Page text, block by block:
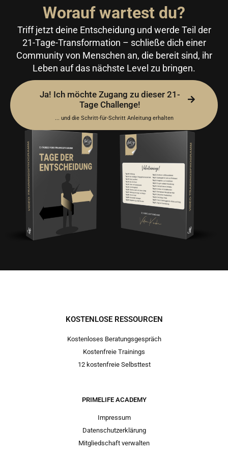
Worauf wartest du?
Triff jetzt deine Entscheidung und werde Teil der
21-Tage-Transformation – schließe dich einer
Community von Menschen an, die bereit sind, ihr
Leben auf das nächste Level zu bringen.
Ja! Ich möchte Zugang zu dieser 21-
Tage Challenge!
... und die Schritt-für-Schritt Anleitung erhalten
KOSTENLOSE RESSOURCEN
Kostenloses Beratungsgespräch
Kostenfreie Trainings
12 kostenfreie Selbsttest
PRIMELIFE ACADEMY
Impressum
Datenschutzerklärung
Mitgliedschaft verwalten